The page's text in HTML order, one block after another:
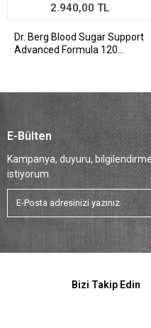
2.940,00 TL
Dr. Berg Blood Sugar Support
Advanced Formula 120
E-Bülten
Kampanya, duyuru,
istiyorum.
Bizi Takip Edin